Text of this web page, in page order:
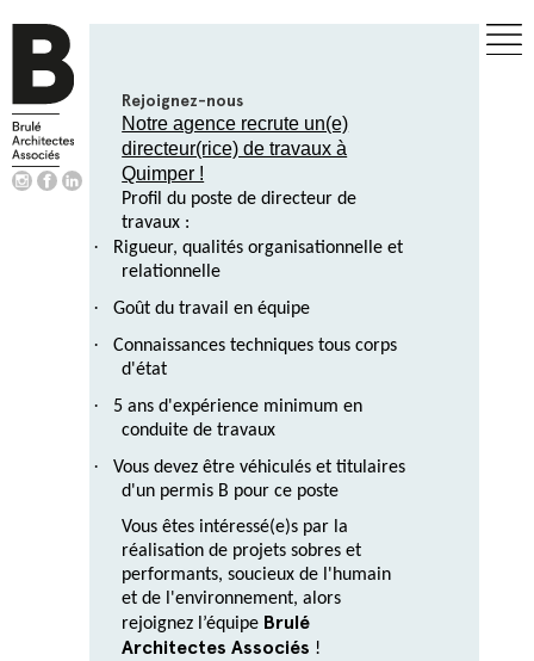
Rejoignez-nous
Notre agence recrute un(e)
directeur(rice) de travaux à
Quimper !
Profil du poste de directeur de
travaux :
·
Rigueur, qualités organisationnelle et
relationnelle
· Goût du travail en équipe
·
Connaissances techniques tous corps
d'état
·
5 ans d'expérience minimum en
conduite de travaux
·
Vous devez être véhiculés et titulaires
d'un permis B pour ce poste
Vous êtes intéressé(e)s par la
réalisation de projets sobres et
performants, soucieux de l'humain
et de l'environnement, alors
rejoignez l’équipe Brulé
Architectes Associés !